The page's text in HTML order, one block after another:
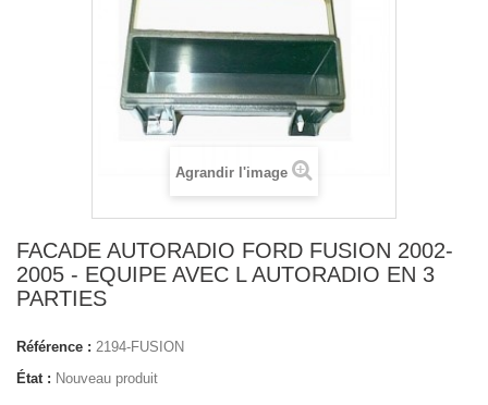
Agrandir l'image
FACADE AUTORADIO FORD FUSION 2002-
2005 - EQUIPE AVEC L AUTORADIO EN 3
PARTIES
Référence : 2194-FUSION
État : Nouveau produit